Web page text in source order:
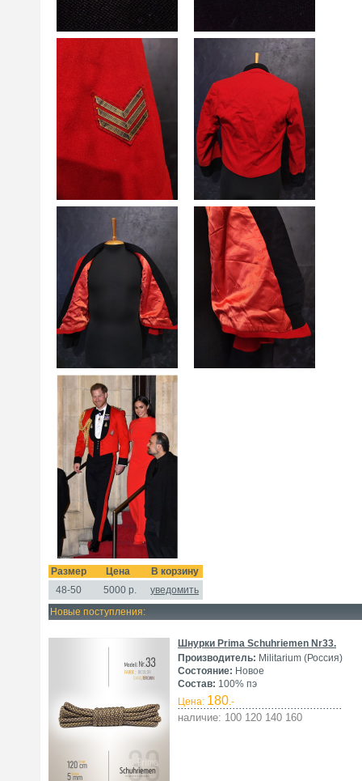
Размер Цена
В корзину
48-50
5000р.
уведомить
Новые поступления:
Шнурки Prima Schuhriemen Nr33.
Производитель: Militarium (Россия)
Состояние: Новое
Состав: 100% пэ
Цена: 180.-
наличие: 100 120 140 160